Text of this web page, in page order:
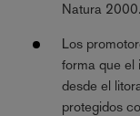
Natura 2000.
Los
forma que el
desde el
protegidos